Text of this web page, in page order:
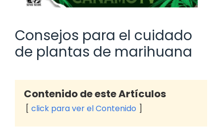
Consejos para el cuidado
de plantas de marihuana
Contenido de este Artículos
click para ver el Contenido